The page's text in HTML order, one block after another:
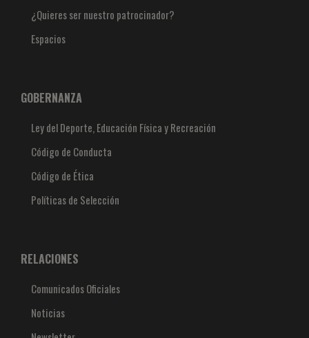
¿Quieres ser nuestro patrocinador?
Espacios
GOBERNANZA
Ley del Deporte, Educación Física y Recreación
Código de Conducta
Código de Ética
Políticas de Selección
RELACIONES
Comunicados Oficiales
Noticias